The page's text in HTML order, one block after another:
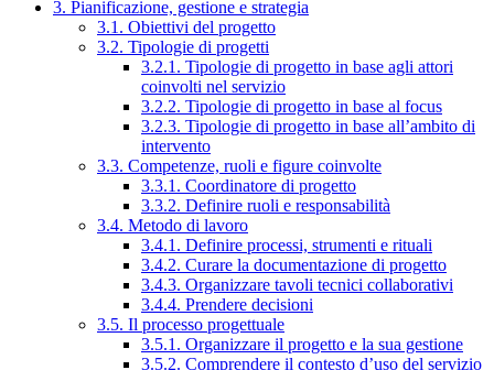
3. Pianificazione, gestione e strategia
3.1. Obiettivi del progetto
3.2. Tipologie di progetti
3.2.1. Tipologie di progetto in base agli attori
coinvolti nel servizio
3.2.2. Tipologie di progetto in base al focus
3.2.3. Tipologie di progetto in base all’ambito di
intervento
3.3. Competenze, ruoli e figure coinvolte
3.3.1. Coordinatore di progetto
3.3.2. Definire ruoli e responsabilità
3.4. Metodo di lavoro
3.4.1. Definire processi, strumenti e rituali
3.4.2. Curare la documentazione di progetto
3.4.3. Organizzare tavoli tecnici collaborativi
3.4.4. Prendere decisioni
3.5. Il processo progettuale
3.5.1. Organizzare il progetto e la sua gestione
3.5.2. Comprendere il contesto d’uso del servizio